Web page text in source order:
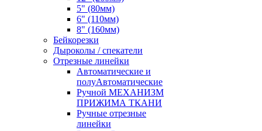
5" (80мм)
6" (110мм)
8" (160мм)
Бейкорезки
Дыроколы / спекатели
Отрезные линейки
Автоматические и
полуАвтоматические
Ручной МЕХАНИЗМ
ПРИЖИМА ТКАНИ
Ручные отрезные
линейки